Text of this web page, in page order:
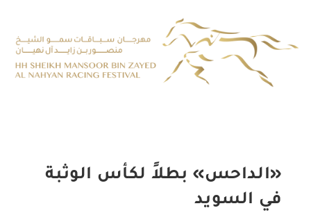
«الداحس» بطلاً لكأس الوثبة
في السويد